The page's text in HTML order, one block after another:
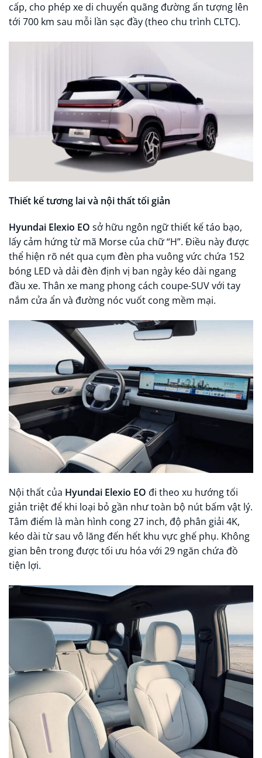
cấp, cho phép xe di chuyển quãng đường ấn tượng lên
tới 700 km sau mỗi lần sạc đầy (theo chu trình CLTC).
Thiết kế tương lai và nội thất tối giản
Hyundai Elexio EO sở hữu ngôn ngữ thiết kế táo bạo,
lấy cảm hứng từ mã Morse của chữ “H”. Điều này được
thể hiện rõ nét qua cụm đèn pha vuông vức chứa 152
bóng LED và dải đèn định vị ban ngày kéo dài ngang
đầu xe. Thân xe mang phong cách coupe-SUV với tay
nắm cửa ẩn và đường nóc vuốt cong mềm mại.
Nội thất của Hyundai Elexio EO đi theo xu hướng tối
giản triệt để khi loại bỏ gần như toàn bộ nút bấm vật lý.
Tâm điểm là màn hình cong 27 inch, độ phân giải 4K,
kéo dài từ sau vô lăng đến hết khu vực ghế phụ. Không
gian bên trong được tối ưu hóa với 29 ngăn chứa đồ
tiện lợi.